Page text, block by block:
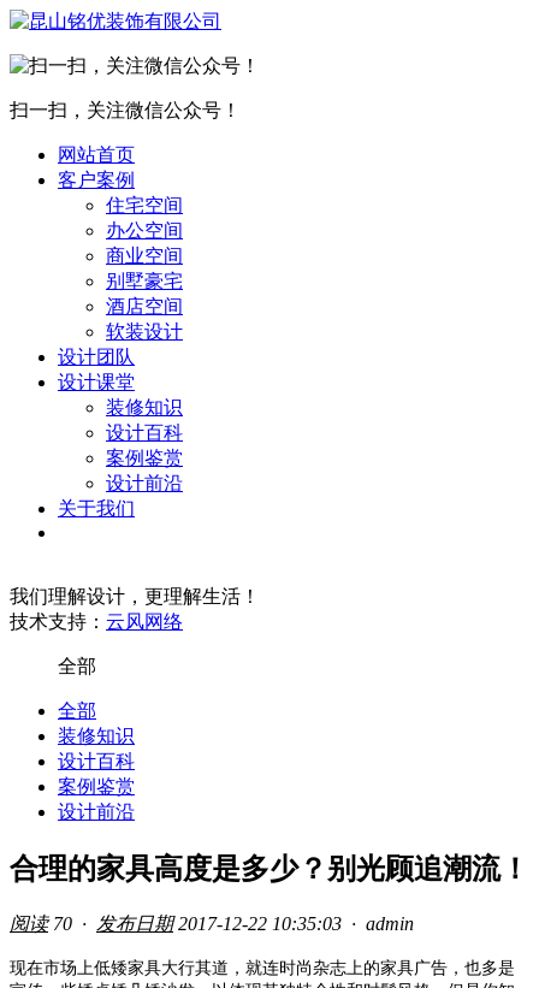
扫一扫，关注微信公众号！
网站首页
客户案例
住宅空间
办公空间
商业空间
别墅豪宅
酒店空间
软装设计
设计团队
设计课堂
装修知识
设计百科
案例鉴赏
设计前沿
关于我们
我们理解设计，更理解生活！
技术支持： 云风网络
全部
全部
装修知识
设计百科
案例鉴赏
设计前沿
合理的家具高度是多少？别光顾追潮流！
阅读 70 · 发布日期 2017-12-22 10:35:03 · admin
现在市场上低矮家具大行其道，就连时尚杂志上的家具广告，也多是